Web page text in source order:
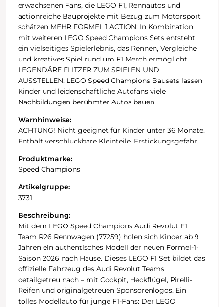
erwachsenen Fans, die LEGO F1, Rennautos und
actionreiche Bauprojekte mit Bezug zum Motorsport
schätzen MEHR FORMEL 1 ACTION: In Kombination
mit weiteren LEGO Speed Champions Sets entsteht
ein vielseitiges Spielerlebnis, das Rennen, Vergleiche
und kreatives Spiel rund um F1 Merch ermöglicht
LEGENDÄRE FLITZER ZUM SPIELEN UND
AUSSTELLEN: LEGO Speed Champions Bausets lassen
Kinder und leidenschaftliche Autofans viele
Nachbildungen berühmter Autos bauen
Warnhinweise:
ACHTUNG! Nicht geeignet für Kinder unter 36 Monate.
Enthält verschluckbare Kleinteile. Erstickungsgefahr.
Produktmarke:
Speed Champions
Artikelgruppe:
3731
Beschreibung:
Mit dem LEGO Speed Champions Audi Revolut F1
Team R26 Rennwagen (77259) holen sich Kinder ab 9
Jahren ein authentisches Modell der neuen Formel-1-
Saison 2026 nach Hause. Dieses LEGO F1 Set bildet das
offizielle Fahrzeug des Audi Revolut Teams
detailgetreu nach – mit Cockpit, Heckflügel, Pirelli-
Reifen und originalgetreuen Sponsorenlogos. Ein
tolles Modellauto für junge F1-Fans: Der LEGO